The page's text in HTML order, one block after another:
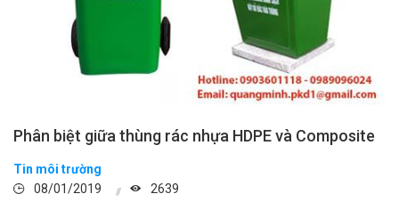
Phân biệt giữa thùng rác nhựa HDPE và Composite
Tin môi trường
08/01/2019
2639